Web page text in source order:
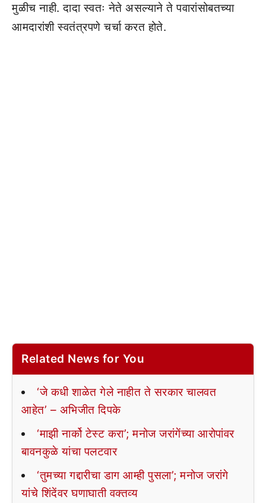
मुळीच नाही. दादा स्वतः नेते असल्याने ते पवारांसोबतच्या
आमदारांशी स्वतंत्रपणे चर्चा करत होते.
Related News for You
‘जे कधी शाळेत गेले नाहीत ते सरकार चालवत
आहेत’ – अभिजीत दिपके
‘माझी नार्को टेस्ट करा’; मनोज जरांगेंच्या आरोपांवर
बावनकुळे यांचा पलटवार
‘तुमच्या गद्दारीचा डाग आम्ही पुसला’; मनोज जरांगे
यांचे शिंदेंवर घणाघाती वक्तव्य